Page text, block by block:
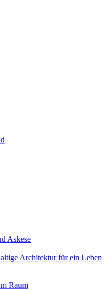
Askese
Architektur für ein Leben
Raum